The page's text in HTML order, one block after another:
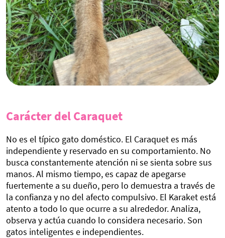
Carácter del Caraquet
No es el típico gato doméstico. El Caraquet es más
independiente y reservado en su comportamiento. No
busca constantemente atención ni se sienta sobre sus
manos. Al mismo tiempo, es capaz de apegarse
fuertemente a su dueño, pero lo demuestra a través de
la confianza y no del afecto compulsivo. El Karaket está
atento a todo lo que ocurre a su alrededor. Analiza,
observa y actúa cuando lo considera necesario. Son
gatos inteligentes e independientes.